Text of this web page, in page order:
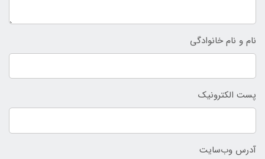
نام و نام خانوادگی
پست الکترونیک
آدرس وب‌سایت